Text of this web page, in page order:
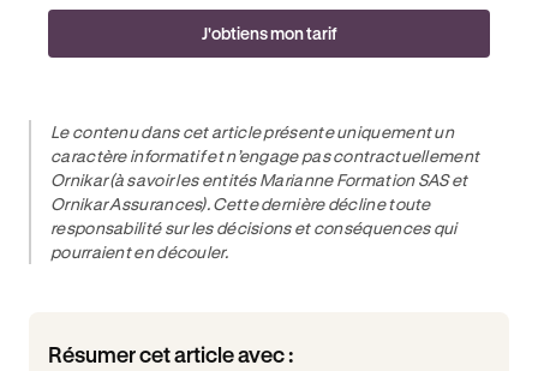
J'obtiens mon tarif
Le contenu dans cet article présente uniquement un
caractère informatif et n’engage pas contractuellement
Ornikar (à savoir les entités Marianne Formation SAS et
Ornikar Assurances). Cette dernière décline toute
responsabilité sur les décisions et conséquences qui
pourraient en découler.
Résumer cet article avec :